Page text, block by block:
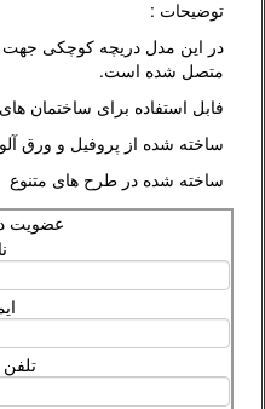
توضیحات :
در این مدل دریچه کوچکی
متصل شده است.
فابل استفاده برای ساختمان
ساخته شده از پروفیل و ورق
ساخته شده در طرح های متنوع
عضویت